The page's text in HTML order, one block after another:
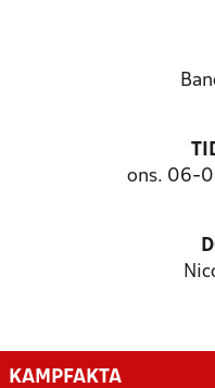
ons. 06-
KAMPFAKTA